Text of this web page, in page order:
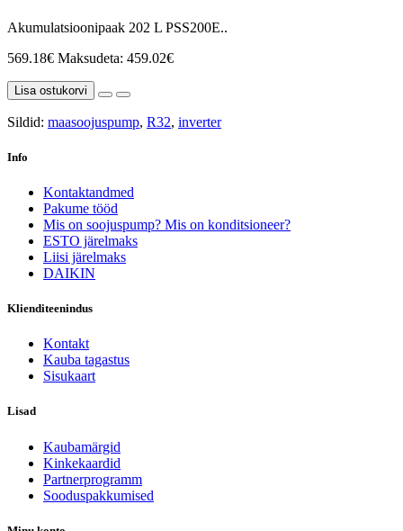
Akumulatsioonipaak 202 L PSS200E..
569.18€ Maksudeta: 459.02€
Lisa ostukorvi
Sildid: maasoojuspump, R32, inverter
Info
Kontaktandmed
Pakume tööd
Mis on soojuspump? Mis on konditsioneer?
ESTO järelmaks
Liisi järelmaks
DAIKIN
Klienditeenindus
Kontakt
Kauba tagastus
Sisukaart
Lisad
Kaubamärgid
Kinkekaardid
Partnerprogramm
Sooduspakkumised